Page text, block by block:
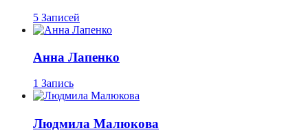
5 Записей
Анна Лапенко
1 Запись
Людмила Малюкова